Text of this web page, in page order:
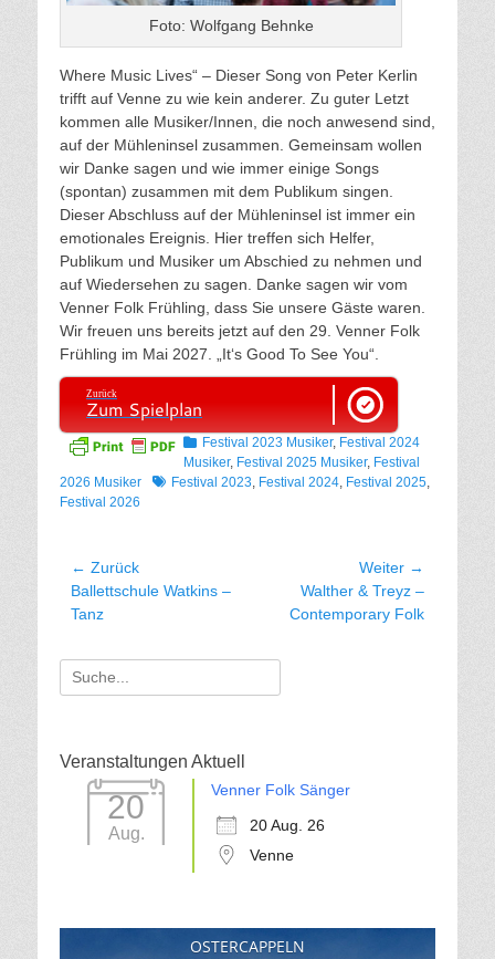
Foto: Wolfgang Behnke
Where Music Lives“ – Dieser Song von Peter Kerlin
trifft auf Venne zu wie kein anderer. Zu guter Letzt
kommen alle Musiker/Innen, die noch anwesend sind,
auf der Mühleninsel zusammen. Gemeinsam wollen
wir Danke sagen und wie immer einige Songs
(spontan) zusammen mit dem Publikum singen.
Dieser Abschluss auf der Mühleninsel ist immer ein
emotionales Ereignis. Hier treffen sich Helfer,
Publikum und Musiker um Abschied zu nehmen und
auf Wiedersehen zu sagen. Danke sagen wir vom
Venner Folk Frühling, dass Sie unsere Gäste waren.
Wir freuen uns bereits jetzt auf den 29. Venner Folk
Frühling im Mai 2027. „It‘s Good To See You“.
Zurück
Zum Spielplan
Kategorien
Festival 2023 Musiker, Festival 2024
Musiker, Festival 2025 Musiker, Festival
2026 Musiker
TagsFestival 2023, Festival 2024, Festival 2025,
Festival 2026
Beitragsnavigation
← Zurück
Vorhergehender
Beitrag:
Ballettschule Watkins –
Tanz
Weiter →
Nächster
Beitrag:
Walther & Treyz –
Contemporary Folk
Suche
für:
Veranstaltungen Aktuell
20
Aug.
Venner Folk Sänger
20 Aug. 26
Venne
OSTERCAPPELN